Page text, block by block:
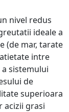
nivel redus
ideale a
(de mar, tarate
intre
sistemului
de
superioara
acizii grasi